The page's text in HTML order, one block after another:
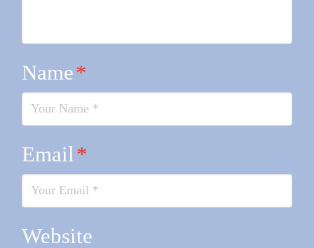
Name*
Email*
Website